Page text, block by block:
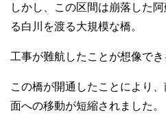
しかし、この区間は崩落した
る白川を渡る大規模な橋。
工事が難航したことが想像でき
この橋が開通したことにより
面への移動が短縮されました。